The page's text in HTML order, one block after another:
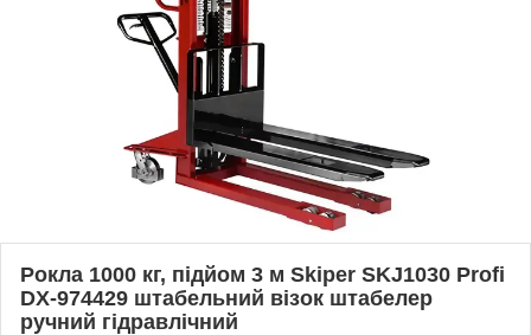
Рокла 1000 кг, підйом 3 м Skiper SKJ1030 Profi
DX-974429 штабельний візок штабелер
ручний гідравлічний